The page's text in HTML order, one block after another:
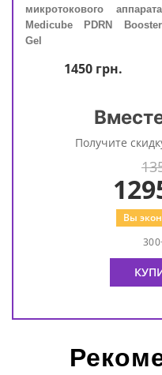
микротокового аппарата
Medicube PDRN Booster
Gel
1450 грн.
Получите
Вы